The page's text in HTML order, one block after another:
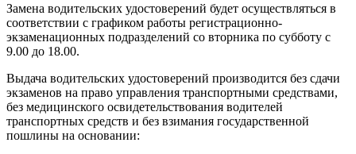
Замена водительских удостоверений будет осуществляться в
соответствии с графиком работы регистрационно-
экзаменационных подразделений со вторника по субботу с
9.00 до 18.00.
Выдача водительских удостоверений производится без сдачи
экзаменов на право управления транспортными средствами,
без медицинского освидетельствования водителей
транспортных средств и без взимания государственной
пошлины на основании: